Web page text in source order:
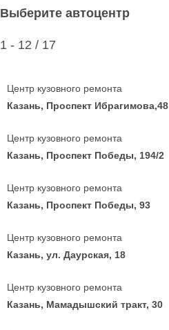
Выберите автоцентр
1 - 12 / 17
Центр кузовного ремонта
Казань, Проспект Ибрагимова,48
Центр кузовного ремонта
Казань, Проспект Победы, 194/2
Центр кузовного ремонта
Казань, Проспект Победы, 93
Центр кузовного ремонта
Казань, ул. Даурская, 18
Центр кузовного ремонта
Казань, Мамадышский тракт, 30